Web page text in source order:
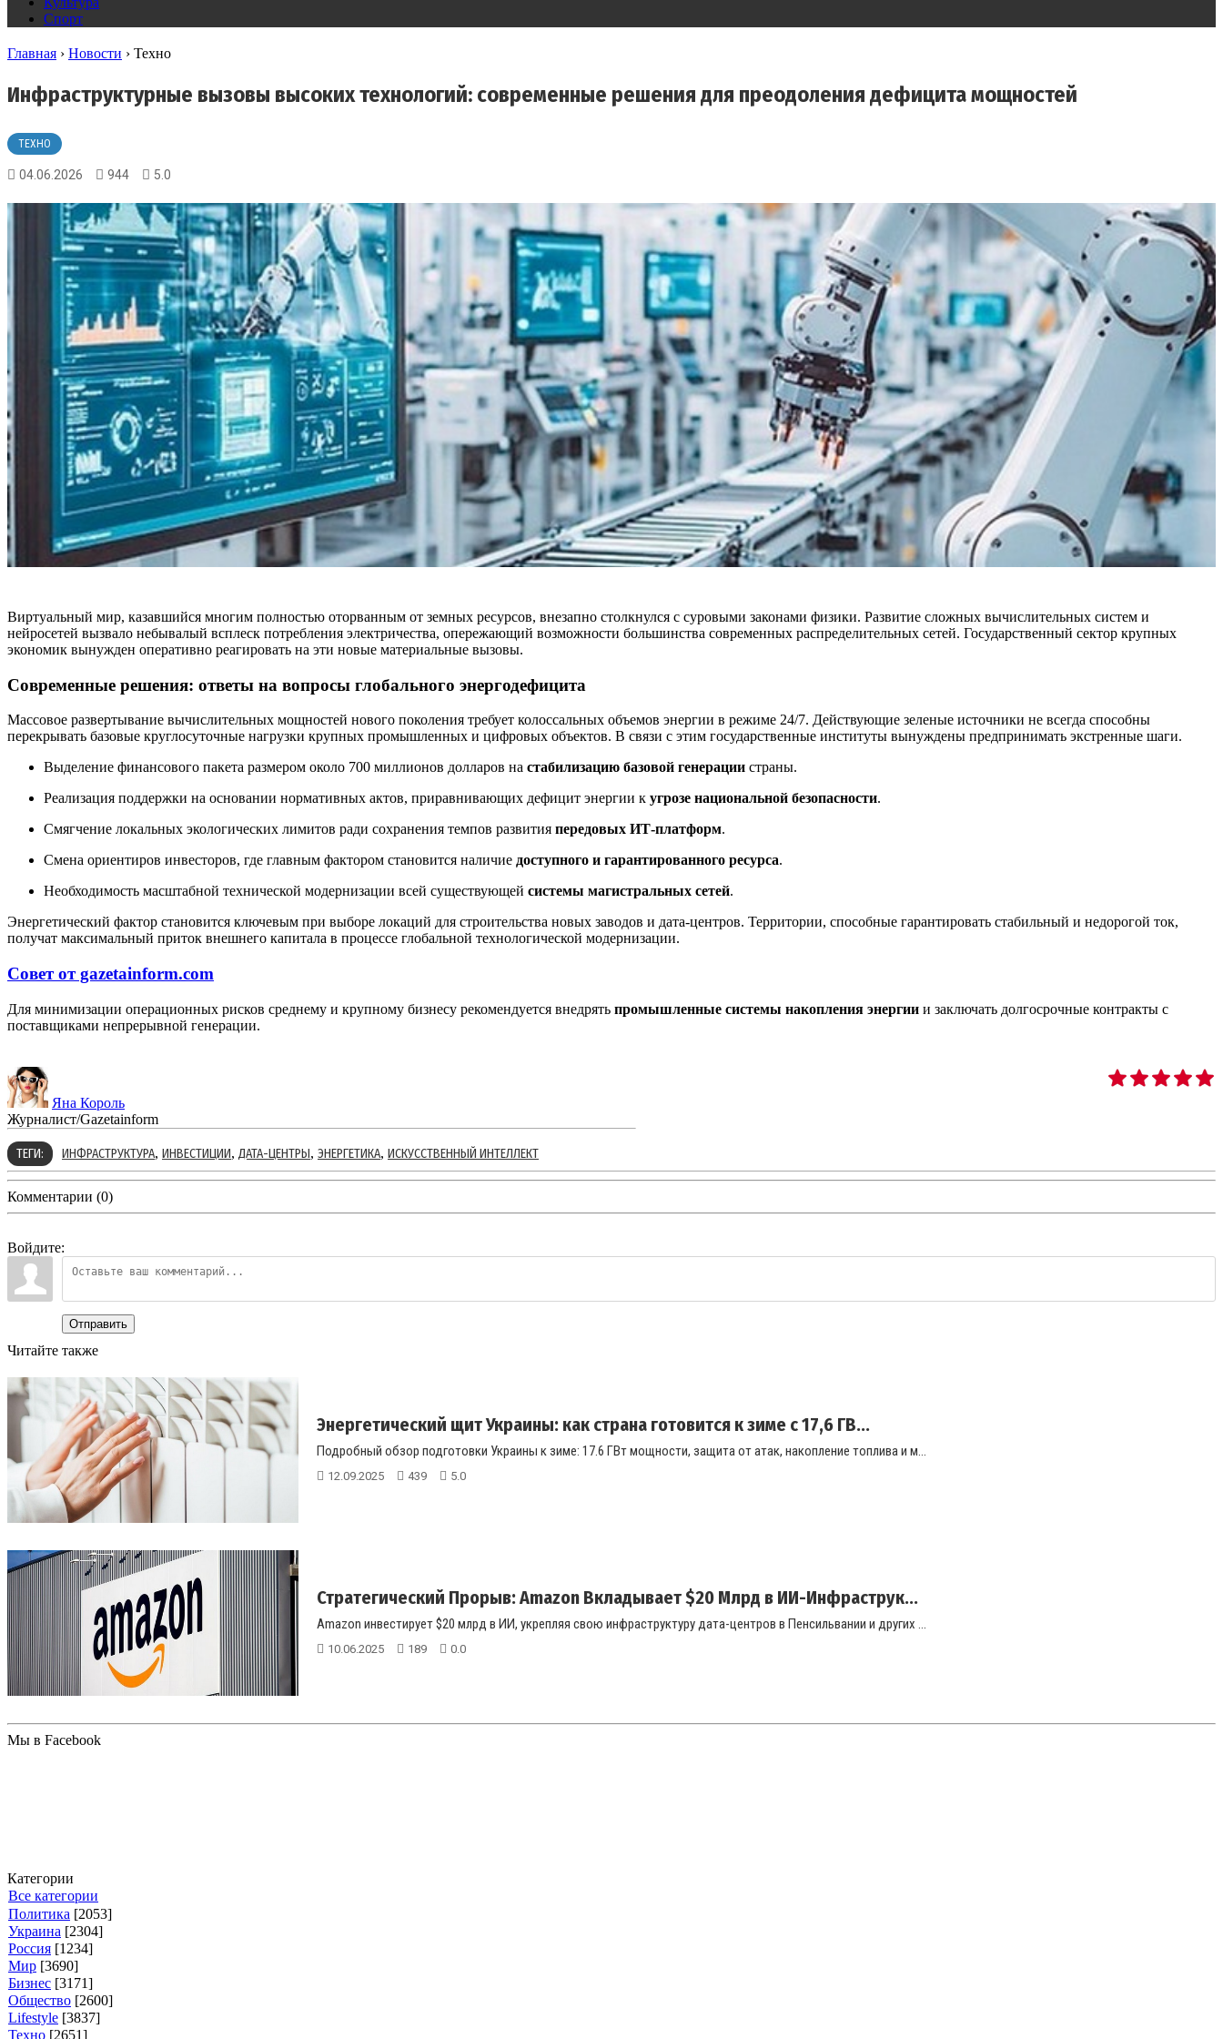
Спорт
Главная › Новости › Техно
Инфраструктурные вызовы высоких технологий: современные решения для преодоления дефицита мощностей
ТЕХНО
04.06.2026 944 5.0
Виртуальный мир, казавшийся многим полностью оторванным от земных ресурсов, внезапно столкнулся с суровыми законами физики. Развитие сложных вычислительных систем и
нейросетей вызвало небывалый всплеск потребления электричества, опережающий возможности большинства современных распределительных сетей. Государственный сектор крупных
экономик вынужден оперативно реагировать на эти новые материальные вызовы.
Современные решения: ответы на вопросы глобального энергодефицита
Массовое развертывание вычислительных мощностей нового поколения требует колоссальных объемов энергии в режиме 24/7. Действующие зеленые источники не всегда способны
перекрывать базовые круглосуточные нагрузки крупных промышленных и цифровых объектов. В связи с этим государственные институты вынуждены предпринимать экстренные шаги.
Выделение финансового пакета размером около 700 миллионов долларов на стабилизацию базовой генерации страны.
Реализация поддержки на основании нормативных актов, приравнивающих дефицит энергии к угрозе национальной безопасности.
Смягчение локальных экологических лимитов ради сохранения темпов развития передовых ИТ-платформ.
Смена ориентиров инвесторов, где главным фактором становится наличие доступного и гарантированного ресурса.
Необходимость масштабной технической модернизации всей существующей системы магистральных сетей.
Энергетический фактор становится ключевым при выборе локаций для строительства новых заводов и дата-центров. Территории, способные гарантировать стабильный и недорогой ток,
получат максимальный приток внешнего капитала в процессе глобальной технологической модернизации.
Совет от gazetainform.com
Для минимизации операционных рисков среднему и крупному бизнесу рекомендуется внедрять промышленные системы накопления энергии и заключать долгосрочные контракты с
поставщиками непрерывной генерации.
Яна Король
Журналист/Gazetainform
ТЕГИ: ИНФРАСТРУКТУРА, ИНВЕСТИЦИИ, ДАТА-ЦЕНТРЫ, ЭНЕРГЕТИКА, ИСКУССТВЕННЫЙ ИНТЕЛЛЕКТ
Комментарии (0)
Войдите:
Отправить
Читайте также
Энергетический щит Украины: как страна готовится к зиме с 17,6 ГВ...
Подробный обзор подготовки Украины к зиме: 17.6 ГВт мощности, защита от атак, накопление топлива и м...
12.09.2025 439 5.0
Стратегический Прорыв: Amazon Вкладывает $20 Млрд в ИИ-Инфраструк...
Amazon инвестирует $20 млрд в ИИ, укрепляя свою инфраструктуру дата-центров в Пенсильвании и других ...
10.06.2025 189 0.0
Мы в Facebook
Категории
Все категории
Политика [2053]
Украина [2304]
Россия [1234]
Мир [3690]
Бизнес [3171]
Общество [2600]
Lifestyle [3837]
Техно [2651]